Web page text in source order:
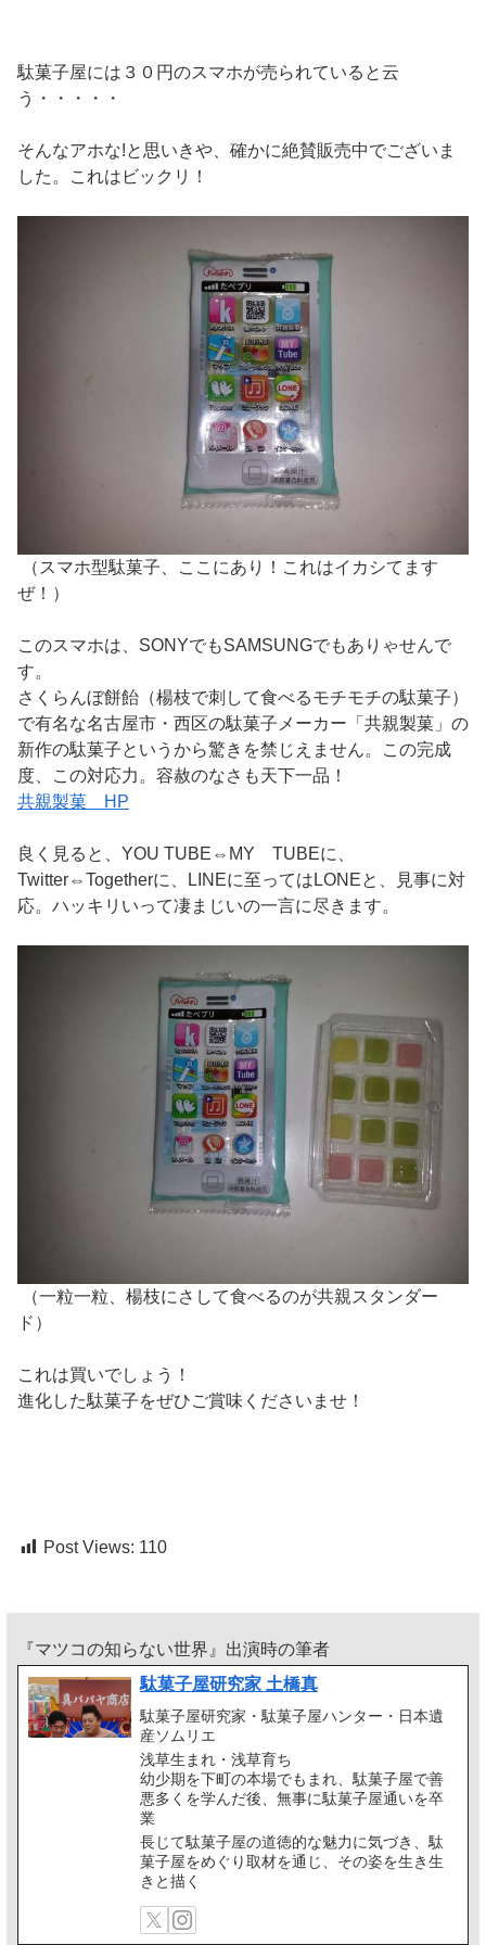
駄菓子屋には３０円のスマホが売られていると云
う・・・・・
そんなアホな!と思いきや、確かに絶賛販売中でございま
した。これはビックリ！
（スマホ型駄菓子、ここにあり！これはイカシてます
ぜ！）
このスマホは、SONYでもSAMSUNGでもありゃせんで
す。
さくらんぼ餅飴（楊枝で刺して食べるモチモチの駄菓子）
で有名な名古屋市・西区の駄菓子メーカー「共親製菓」の
新作の駄菓子というから驚きを禁じえません。この完成
度、この対応力。容赦のなさも天下一品！
共親製菓 HP
良く見ると、YOU TUBE⇔MY TUBEに、
Twitter⇔Togetherに、LINEに至ってはLONEと、見事に対
応。ハッキリいって凄まじいの一言に尽きます。
（一粒一粒、楊枝にさして食べるのが共親スタンダー
ド）
これは買いでしょう！
進化した駄菓子をぜひご賞味くださいませ！
Post Views: 110
『マツコの知らない世界』出演時の筆者
駄菓子屋研究家 土橋真
駄菓子屋研究家・駄菓子屋ハンター・日本遺
産ソムリエ
浅草生まれ・浅草育ち
幼少期を下町の本場でもまれ、駄菓子屋で善
悪多くを学んだ後、無事に駄菓子屋通いを卒
業
長じて駄菓子屋の道徳的な魅力に気づき、駄
菓子屋をめぐり取材を通じ、その姿を生き生
きと描く